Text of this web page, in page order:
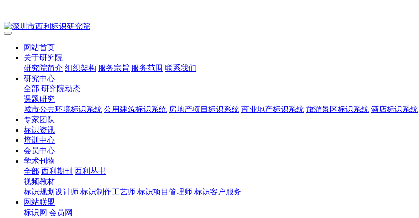
网站首页
关于研究院
研究院简介 组织架构 服务宗旨 服务范围 联系我们
研究中心
全部 研究院动态
课题研究
城市公共环境标识系统 公用建筑标识系统 房地产项目标识系统 商业地产标识系统 旅游景区标识系统 酒店标识系统
专家团队
标识资讯
培训中心
会员中心
学术刊物
全部 西利期刊 西利丛书
视频教材
标识规划设计师 标识制作工艺师 标识项目管理师 标识客户服务
网站联盟
标识网 会员网